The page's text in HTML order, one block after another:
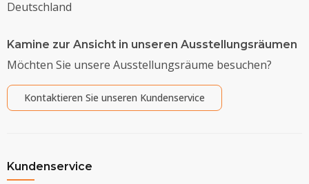
Deutschland
Kamine zur Ansicht in unseren Ausstellungsräumen
Möchten Sie unsere Ausstellungsräume besuchen?
Kontaktieren Sie unseren Kundenservice
Kundenservice